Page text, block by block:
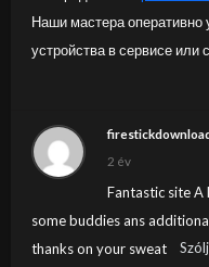
Наши мастера оперативно
устройства в сервисе или
2 év
Fantastic site
some buddies ans
thanks on your sweat